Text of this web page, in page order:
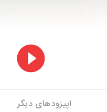
اپیزودهای دیگر